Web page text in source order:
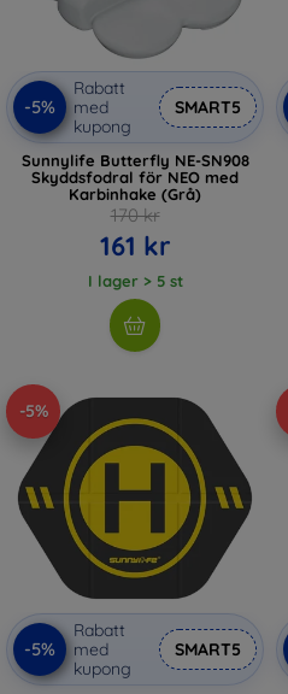
-5%
Rabatt
med
kupong
SMART5
Sunnylife Butterfly NE-SN908
Skyddsfodral för NEO med
Karbinhake (Grå)
170 kr
161 kr
I lager > 5 st
-5%
-5%
Rabatt
med
kupong
SMART5